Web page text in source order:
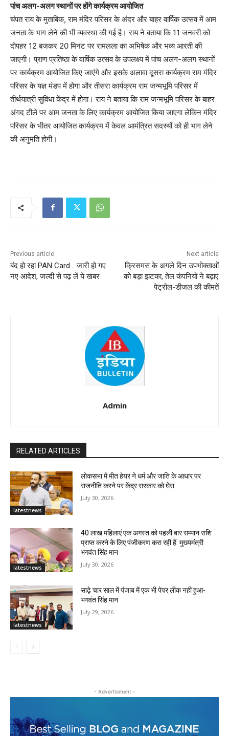
पांच अलग-अलग स्थानों पर होंगे कार्यक्रम आयोजित
चंपत राय के मुताबिक, राम मंदिर परिसर के अंदर और बाहर वार्षिक उत्सव में आम
जनता के भाग लेने की भी व्यवस्था की गई है। राय ने बताया कि 11 जनवरी को
दोपहर 12 बजकर 20 मिनट पर रामलला का अभिषेक और भव्य आरती की
जाएगी। प्राण प्रतिष्ठा के वार्षिक उत्सव के उपलक्ष्य में पांच अलग-अलग स्थानों
पर कार्यक्रम आयोजित किए जाएंगे और इसके अलावा दूसरा कार्यक्रम राम मंदिर
परिसर के यज्ञ मंडप में होगा और तीसरा कार्यक्रम राम जन्मभूमि परिसर में
तीर्थयात्री सुविधा केंद्र में होगा। राय ने बताया कि राम जन्मभूमि परिसर के बाहर
अंगद टीले पर आम जनता के लिए कार्यक्रम आयोजित किया जाएगा लेकिन मंदिर
परिसर के भीतर आयोजित कार्यक्रम में केवल आमंत्रित सदस्यों को ही भाग लेने
की अनुमति होगी।
Previous article
बंद हो रहा PAN Card… जारी हो गए
नए आदेश, जल्दी से पढ़ लें ये खबर
Next article
क्रिसमस के अगले दिन उपभोक्ताओं
को बड़ा झटका, तेल कंपनियों ने बढ़ाए
पेट्रोल-डीजल की कीमतें
Admin
RELATED ARTICLES
latestnews
लोकसभा में मीत हेयर ने धर्म और जाति के आधार पर
राजनीति करने पर केंद्र सरकार को घेरा
July 30, 2026
latestnews
40 लाख महिलाएं एक अगस्त को पहली बार सम्मान राशि
प्राप्त करने के लिए पंजीकरण करा रही हैं: मुख्यमंत्री
भगवंत सिंह मान
July 30, 2026
latestnews
साढ़े चार साल में पंजाब में एक भी पेपर लीक नहीं हुआ-
भगवंत सिंह मान
July 29, 2026
- Advertisment -